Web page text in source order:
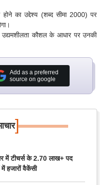
का उद्देश्य (शब्द सीमा 2000) पर
कौशल के आधार पर उनकी
Add as a preferred
source on google
]
में टीचर्स के 2.70 लाख+ पद
हजारों वैकेंसी